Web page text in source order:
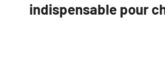
indispensable pour